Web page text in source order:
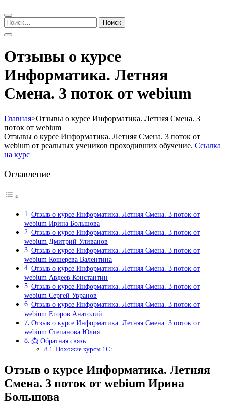
Найти:
Отзывы о курсе
Информатика. Летняя
Смена. 3 поток от webium
Главная>Отзывы о курсе Информатика. Летняя Смена. 3
поток от webium
Отзывы о курсе Информатика. Летняя Смена. 3 поток от
webium от реальных учеников проходивших обучение. Ссылка
на курс
Оглавление
Отзыв о курсе Информатика. Летняя Смена. 3 поток от
webium Ирина Большова
Отзыв о курсе Информатика. Летняя Смена. 3 поток от
webium Дмитрий Уливанов
Отзыв о курсе Информатика. Летняя Смена. 3 поток от
webium Кошерева Валентина
Отзыв о курсе Информатика. Летняя Смена. 3 поток от
webium Авдеев Константин
Отзыв о курсе Информатика. Летняя Смена. 3 поток от
webium Сергей Увранов
Отзыв о курсе Информатика. Летняя Смена. 3 поток от
webium Егоров Анатолий
Отзыв о курсе Информатика. Летняя Смена. 3 поток от
webium Степанова Юлия
📩 Обратная связь
Похожие курсы 1С:
Отзыв о курсе Информатика. Летняя
Смена. 3 поток от webium Ирина
Большова